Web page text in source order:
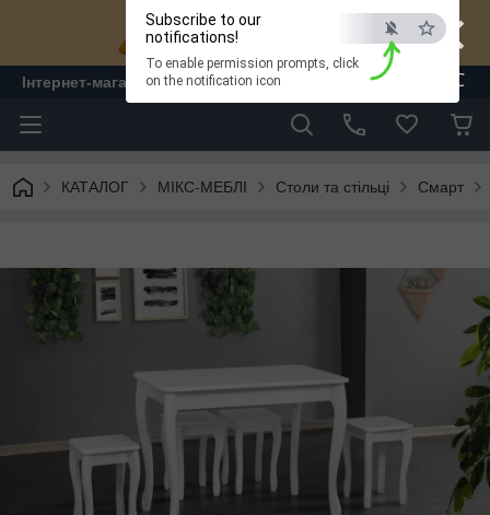
×
ESC
Subscribe to our
notifications!
To enable permission prompts, click
on the notification icon
Інтернет-магазин "ЛАМ" - меблі
КАТАЛОГ МІКС-МЕБЛІ Столи та стільці Смарт